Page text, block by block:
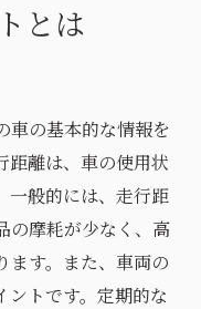
とは
車の基本的な情報を
距離は、車の使用状
一般的には、走行距
の摩耗が少なく、高
ます。また、車両の
ントです。定期的な